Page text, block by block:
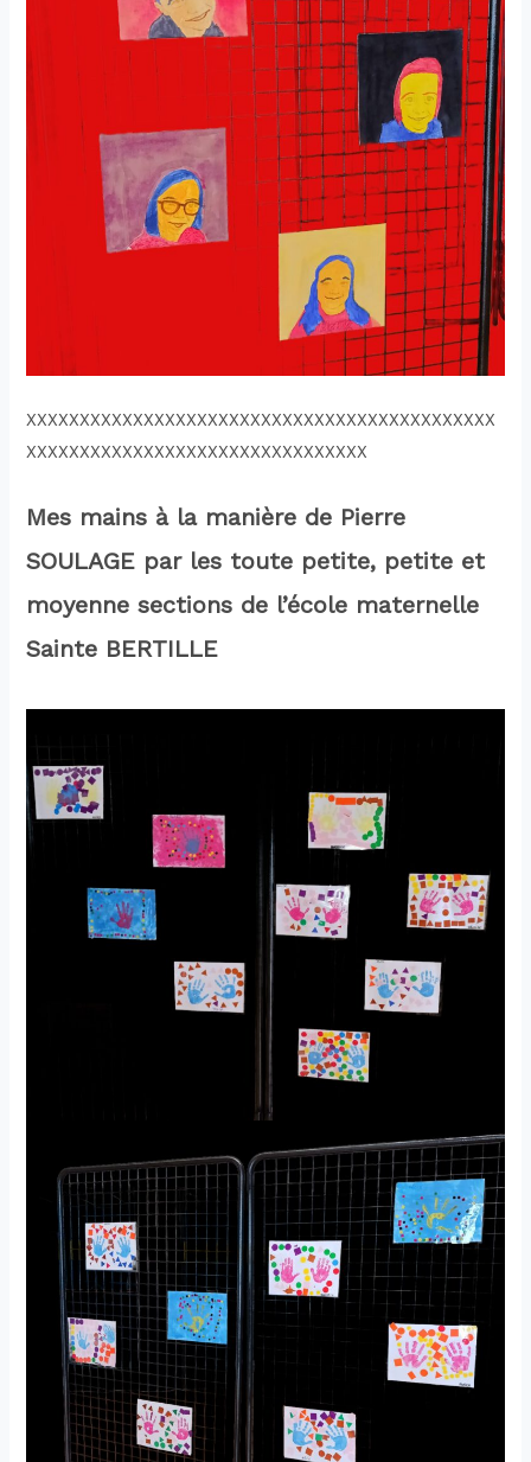
XXXXXXXXXXXXXXXXXXXXXXXXXXXXXXXXXXXXXXXXXXXX
XXXXXXXXXXXXXXXXXXXXXXXXXXXXXXXX
Mes mains à la manière de Pierre
SOULAGE par les toute petite, petite et
moyenne sections de l’école maternelle
Sainte BERTILLE